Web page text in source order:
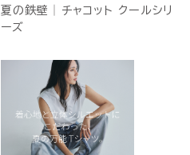
夏の鉄壁│チャコット クールシリ
ーズ